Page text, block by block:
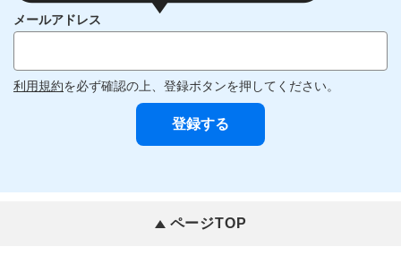
メールアドレス
利用規約を必ず確認の上、登録ボタンを押してください。
ページTOP